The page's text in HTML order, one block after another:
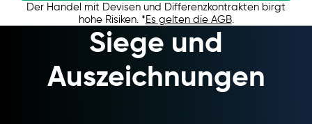
Der Handel mit Devisen und Differenzkontrakten birgt
hohe Risiken. *Es gelten die AGB.
Siege und
Auszeichnungen